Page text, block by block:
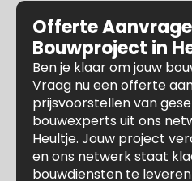
Offerte
Bouwproject in
Ben je klaar om jouw
Vraag nu een offerte
prijsvoorstellen van
bouwexperts uit ons
Heultje. Jouw project
en ons netwerk staat
bouwdiensten te